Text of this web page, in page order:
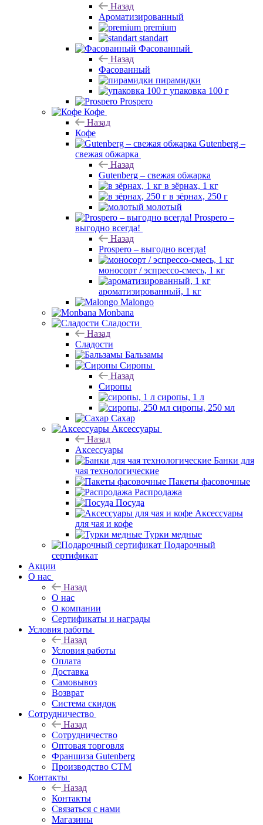
Назад
Ароматизированный
premium
standart
Фасованный
Назад
Фасованный
пирамидки
упаковка 100 г
Prospero
Кофе
Назад
Кофе
Gutenberg –
свежая обжарка
Назад
Gutenberg – свежая обжарка
в зёрнах, 1 кг
в зёрнах, 250 г
молотый
Prospero –
выгодно всегда!
Назад
Prospero – выгодно всегда!
моносорт / эспрессо-смесь, 1 кг
ароматизированный, 1 кг
Malongo
Monbana
Сладости
Назад
Сладости
Бальзамы
Сиропы
Назад
Сиропы
сиропы, 1 л
сиропы, 250 мл
Сахар
Аксессуары
Назад
Аксессуары
Банки для
чая технологические
Пакеты фасовочные
Распродажа
Посуда
Аксессуары
для чая и кофе
Турки медные
Подарочный
сертификат
Акции
О нас
Назад
О нас
О компании
Сертификаты и награды
Условия работы
Назад
Условия работы
Оплата
Доставка
Самовывоз
Возврат
Система скидок
Сотрудничество
Назад
Сотрудничество
Оптовая торговля
Франшиза Gutenberg
Производство СТМ
Контакты
Назад
Контакты
Связаться с нами
Магазины